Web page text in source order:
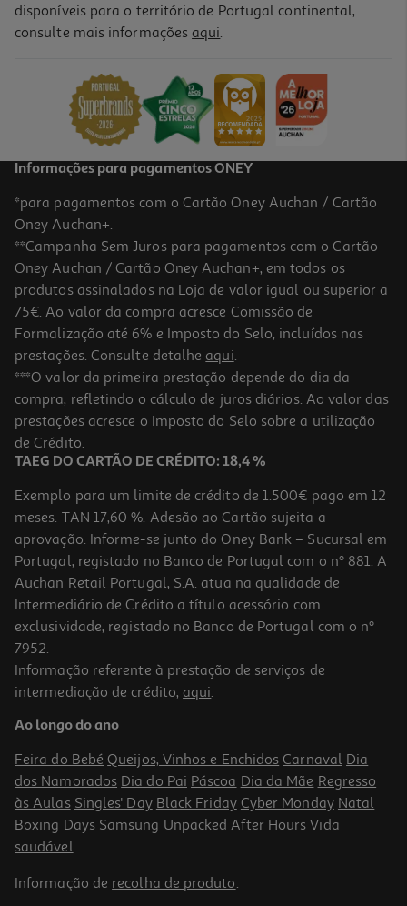
Comprimidos Valdispert 45mg 60un
11,89 €
5.0
Comprimidos Valdispert 450mg 40un
0.4 €/un
15,89 €
Comprimidos Dormidina 12.5mg 14un
0.89 €/un
12,51 €
disponíveis para o território de Portugal continental,
consulte mais informações aqui.
Informações para pagamentos ONEY
*para pagamentos com o Cartão Oney Auchan / Cartão
Oney Auchan+.
**Campanha Sem Juros para pagamentos com o Cartão
Oney Auchan / Cartão Oney Auchan+, em todos os
produtos assinalados na Loja de valor igual ou superior a
75€. Ao valor da compra acresce Comissão de
Formalização até 6% e Imposto do Selo, incluídos nas
prestações. Consulte detalhe aqui.
***O valor da primeira prestação depende do dia da
compra, refletindo o cálculo de juros diários. Ao valor das
prestações acresce o Imposto do Selo sobre a utilização
de Crédito.
TAEG DO CARTÃO DE CRÉDITO: 18,4 %
Exemplo para um limite de crédito de 1.500€ pago em 12
meses. TAN 17,60 %. Adesão ao Cartão sujeita a
aprovação. Informe-se junto do Oney Bank – Sucursal em
Portugal, registado no Banco de Portugal com o nº 881. A
Auchan Retail Portugal, S.A. atua na qualidade de
Intermediário de Crédito a título acessório com
exclusividade, registado no Banco de Portugal com o nº
7952.
Informação referente à prestação de serviços de
intermediação de crédito, aqui.
Ao longo do ano
Feira do Bebé Queijos, Vinhos e Enchidos Carnaval Dia
dos Namorados Dia do Pai Páscoa Dia da Mãe Regresso
às Aulas Singles' Day Black Friday Cyber Monday Natal
Boxing Days Samsung Unpacked After Hours Vida
saudável
Informação de recolha de produto.